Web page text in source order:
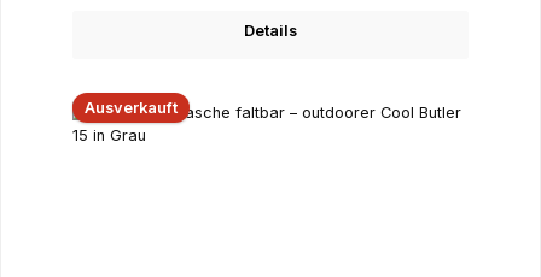
Details
Ausverkauft